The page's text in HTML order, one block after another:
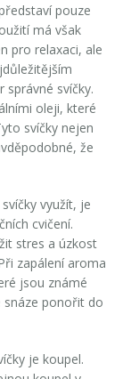
pouze
má však
pro relaxaci, ale
správné svíčky.
oleji, které
svíčky nejen
že
využít, je
cvičení.
stres a úzkost
zapálení aroma
jsou známé
snáze ponořit do
je koupel.